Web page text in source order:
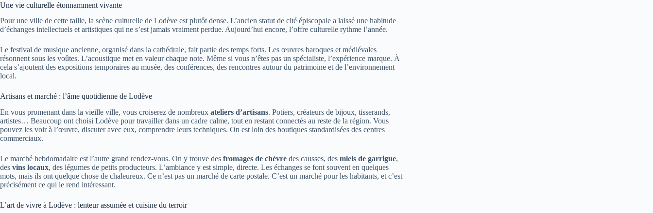
Une vie culturelle étonnamment vivante
Pour une ville de cette taille, la scène culturelle de Lodève est plutôt dense. L’ancien statut de cité épiscopale a laissé une habitude
d’échanges intellectuels et artistiques qui ne s’est jamais vraiment perdue. Aujourd’hui encore, l’offre culturelle rythme l’année.
Le festival de musique ancienne, organisé dans la cathédrale, fait partie des temps forts. Les œuvres baroques et médiévales
résonnent sous les voûtes. L’acoustique met en valeur chaque note. Même si vous n’êtes pas un spécialiste, l’expérience marque. À
cela s’ajoutent des expositions temporaires au musée, des conférences, des rencontres autour du patrimoine et de l’environnement
local.
Artisans et marché : l’âme quotidienne de Lodève
En vous promenant dans la vieille ville, vous croiserez de nombreux ateliers d’artisans. Potiers, créateurs de bijoux, tisserands,
artistes… Beaucoup ont choisi Lodève pour travailler dans un cadre calme, tout en restant connectés au reste de la région. Vous
pouvez les voir à l’œuvre, discuter avec eux, comprendre leurs techniques. On est loin des boutiques standardisées des centres
commerciaux.
Le marché hebdomadaire est l’autre grand rendez-vous. On y trouve des fromages de chèvre des causses, des miels de garrigue,
des vins locaux, des légumes de petits producteurs. L’ambiance y est simple, directe. Les échanges se font souvent en quelques
mots, mais ils ont quelque chose de chaleureux. Ce n’est pas un marché de carte postale. C’est un marché pour les habitants, et c’est
précisément ce qui le rend intéressant.
L’art de vivre à Lodève : lenteur assumée et cuisine du terroir